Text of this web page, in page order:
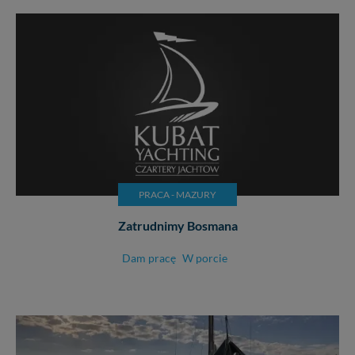
PRACA - MAZURY
Zatrudnimy Bosmana
Dam pracę W porcie